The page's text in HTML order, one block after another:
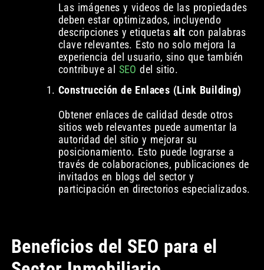
Las imágenes y videos de las propiedades
deben estar optimizados, incluyendo
descripciones y etiquetasalt con palabras
clave relevantes. Esto no solo mejora la
experiencia del usuario, sino que también
contribuye al SEO del sitio.
Construcción de Enlaces (Link Building)
Obtener enlaces de calidad desde otros
sitios web relevantes puede aumentar la
autoridad del sitio y mejorar su
posicionamiento. Esto puede lograrse a
través de colaboraciones, publicaciones de
invitados en blogs del sector y
participación en directorios especializados.
Beneficios del SEO para el